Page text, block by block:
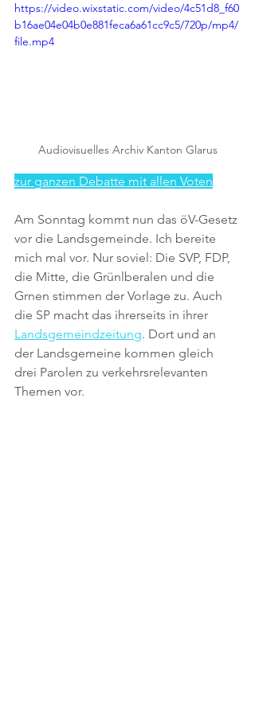
https://video.wixstatic.com/video/4c51d8_f60
b16ae04e04b0e881feca6a61cc9c5/720p/mp4/
file.mp4
Audiovisuelles Archiv Kanton Glarus
zur ganzen Debatte mit allen Voten
Am Sonntag kommt nun das öV-Gesetz
vor die Landsgemeinde. Ich bereite
mich mal vor. Nur soviel: Die SVP, FDP,
die Mitte, die Grünlberalen und die
Grnen stimmen der Vorlage zu. Auch
die SP macht das ihrerseits in ihrer
Landsgemeindzeitung. Dort und an
der Landsgemeine kommen gleich
drei Parolen zu verkehrsrelevanten
Themen vor.